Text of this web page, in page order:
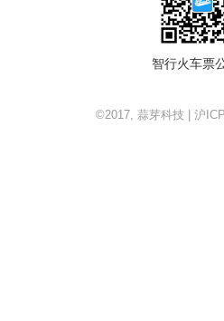
智行火车票
©2017, 蒜芽科技 | 沪